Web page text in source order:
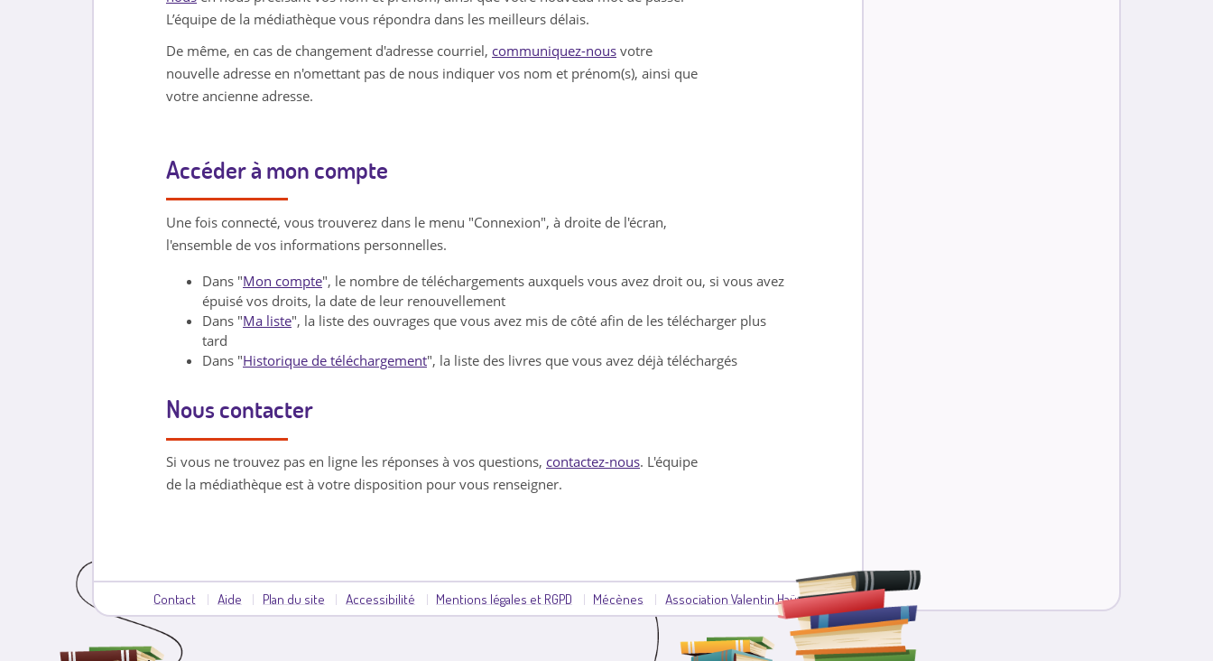
L’équipe de la médiathèque vous répondra dans les meilleurs délais.
De même, en cas de changement d'adresse courriel, communiquez-nous votre
nouvelle adresse en n'omettant pas de nous indiquer vos nom et prénom(s), ainsi que
votre ancienne adresse.
Accéder à mon compte
Une fois connecté, vous trouverez dans le menu "Connexion", à droite de l'écran,
l'ensemble de vos informations personnelles.
Dans "Mon compte", le nombre de téléchargements auxquels vous avez droit ou, si vous avez
épuisé vos droits, la date de leur renouvellement
Dans "Ma liste", la liste des ouvrages que vous avez mis de côté afin de les télécharger plus
tard
Dans "Historique de téléchargement", la liste des livres que vous avez déjà téléchargés
Nous contacter
Si vous ne trouvez pas en ligne les réponses à vos questions, contactez-nous. L'équipe
de la médiathèque est à votre disposition pour vous renseigner.
Contact Aide Plan du site Accessibilité Mentions légales et RGPD Mécènes Association Valentin Haüy